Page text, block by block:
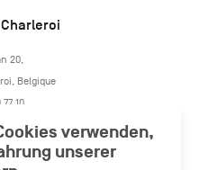
20,
, Belgique
10
verwenden,
unserer